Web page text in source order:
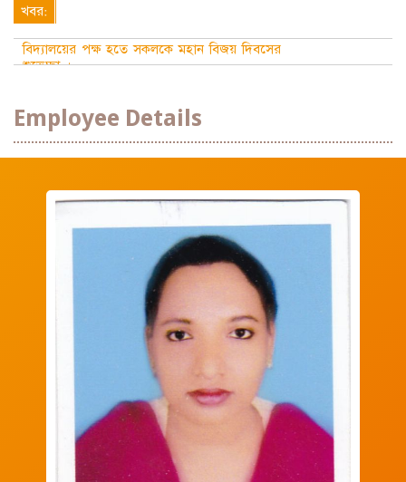
খবর:
বিদ্যালয়ের পক্ষ হতে সকলকে মহান বিজয় দিবসের
শুভেচ্ছা ।
Employee Details